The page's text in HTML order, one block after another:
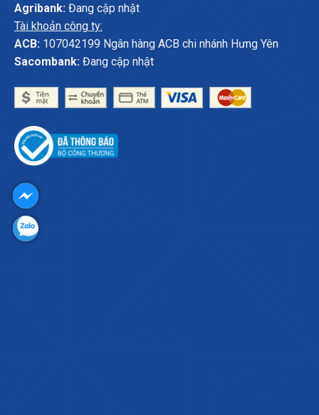
Agribank:Đang cập nhật
Tài khoản công ty:
ACB:107042199 Ngân hàng ACB chi nhánh Hưng Yên
Sacombank:Đang cập nhật